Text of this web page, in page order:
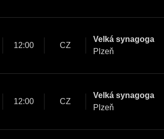
12:00 CZ
Velká synagoga
Plzeň
12:00 CZ
Velká synagoga
Plzeň